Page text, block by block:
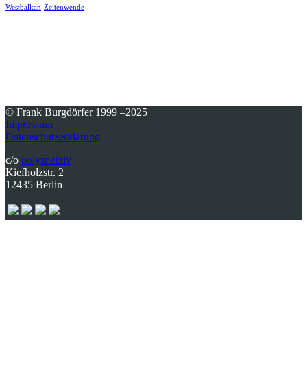
Westbalkan Zeitenwende
© Frank Burgdörfer 1999 –2025
Impressum
Datenschutzerklärung
c/o polyspektiv
Kiefholzstr. 2
12435 Berlin